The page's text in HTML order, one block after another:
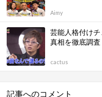
Aimy
芸能人格付け
真相を徹底調査
cactus
記事へのコメント